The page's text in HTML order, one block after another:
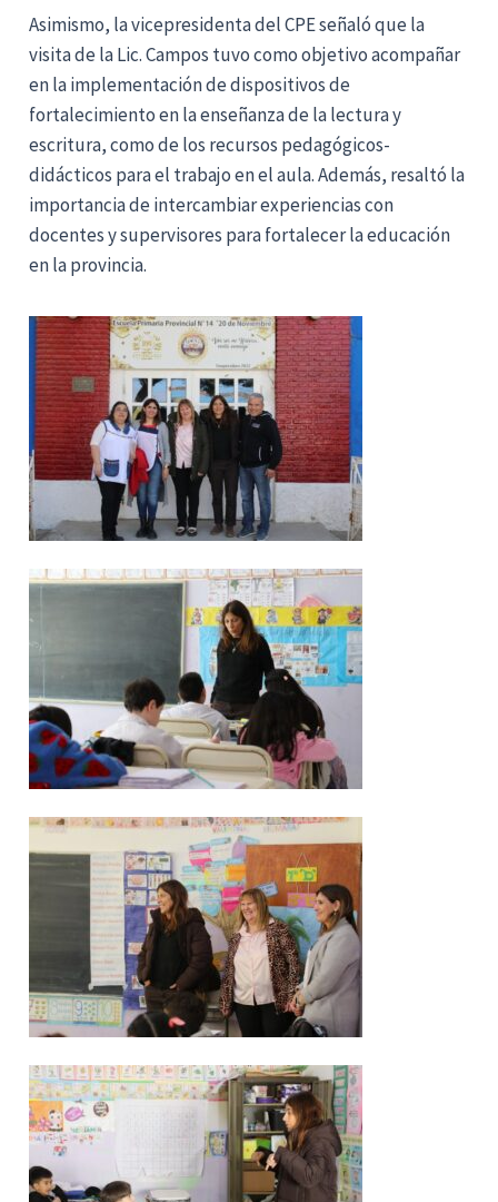
Asimismo, la vicepresidenta del CPE señaló que la
visita de la Lic. Campos tuvo como objetivo acompañar
en la implementación de dispositivos de
fortalecimiento en la enseñanza de la lectura y
escritura, como de los recursos pedagógicos-
didácticos para el trabajo en el aula. Además, resaltó la
importancia de intercambiar experiencias con
docentes y supervisores para fortalecer la educación
en la provincia.